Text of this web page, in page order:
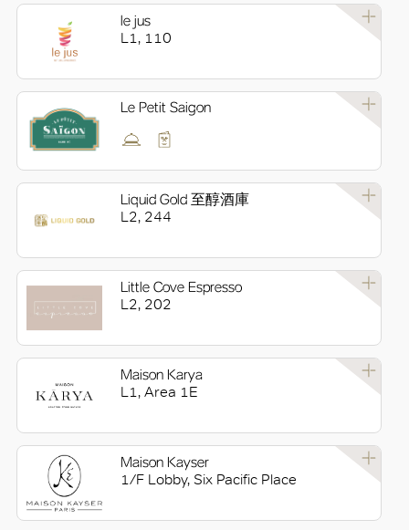
le jus
L1, 110
Le Petit Saigon
Liquid Gold 至醇酒庫
L2, 244
Little Cove Espresso
L2, 202
Maison Karya
L1, Area 1E
Maison Kayser
1/F Lobby, Six Pacific Place
好